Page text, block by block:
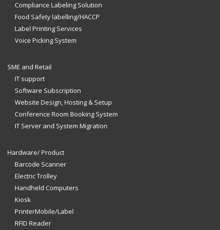
Compliance Labeling Solution
Food Safety labelling/HACCP
Label Printing Services
Voice Picking System
SME and Retail
IT support
Software Subscription
Website Design, Hosting & Setup
Conference Room Booking System
IT Server and System Migration
Hardware/ Product
Barcode Scanner
Electric Trolley
Handheld Computers
Kiosk
PrinterMobile/Label
RFID Reader